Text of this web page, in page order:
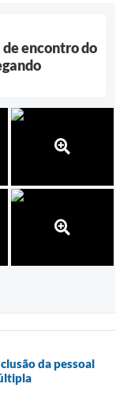
encontro do
da pessoal